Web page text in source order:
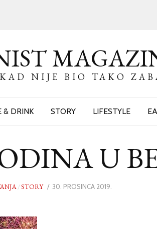
NIJE BIO TAKO
& DRINK STORY LIFESTYLE
U
/STORY
POSTED
30. PROSINCA 2019.